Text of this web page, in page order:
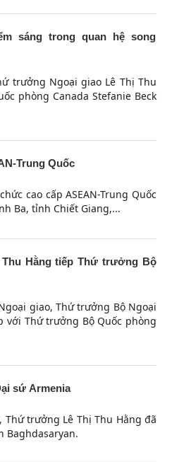
sáng trong quan hệ song
trưởng Ngoại giao Lê Thị Thu
phòng Canada Stefanie Beck
Trung Quốc
cao cấp ASEAN-Trung Quốc
Ba, tỉnh Chiết Giang,...
Hằng tiếp Thứ trưởng Bộ
giao, Thứ trưởng Bộ Ngoại
với Thứ trưởng Bộ Quốc phòng
sứ Armenia
Thứ trưởng Lê Thị Thu Hằng đã
Baghdasaryan.